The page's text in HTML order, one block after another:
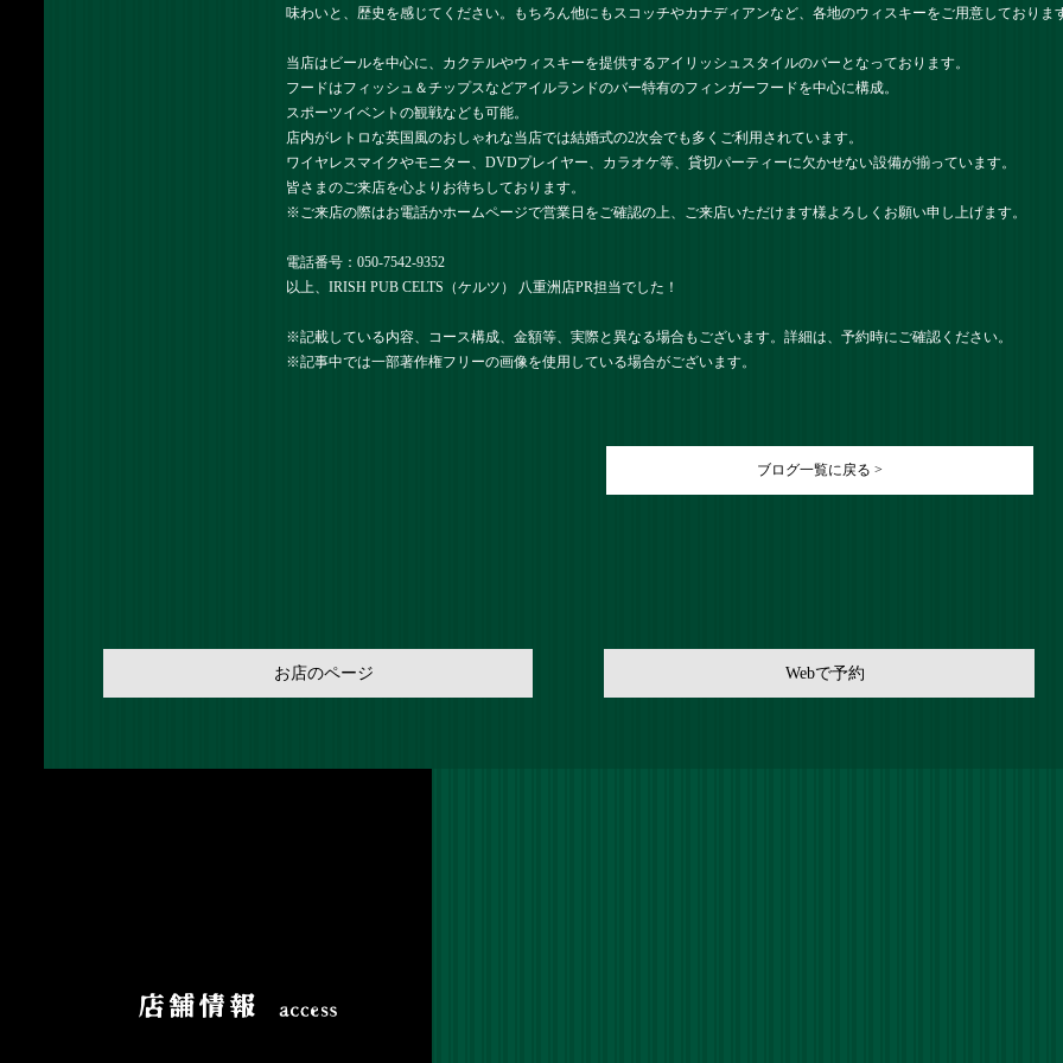
味わいと、歴史を感じてください。もちろん他にもスコッチやカナディアンなど、各地のウィスキーをご用意しておりま
当店はビールを中心に、カクテルやウィスキーを提供するアイリッシュスタイルのバーとなっております。
フードはフィッシュ＆チップスなどアイルランドのバー特有のフィンガーフードを中心に構成。
スポーツイベントの観戦なども可能。
店内がレトロな英国風のおしゃれな当店では結婚式の2次会でも多くご利用されています。
ワイヤレスマイクやモニター、DVDプレイヤー、カラオケ等、貸切パーティーに欠かせない設備が揃っています。
皆さまのご来店を心よりお待ちしております。
※ご来店の際はお電話かホームページで営業日をご確認の上、ご来店いただけます様よろしくお願い申し上げます。
電話番号：050-7542-9352
以上、IRISH PUB CELTS（ケルツ） 八重洲店PR担当でした！
※記載している内容、コース構成、金額等、実際と異なる場合もございます。詳細は、予約時にご確認ください。
※記事中では一部著作権フリーの画像を使用している場合がございます。
ブログ一覧に戻る >
お店のページ Webで予約